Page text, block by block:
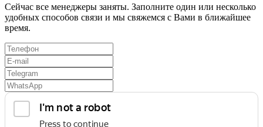
Сейчас все менеджеры заняты. Заполните один или несколько
удобных способов связи и мы свяжемся с Вами в ближайшее
время.